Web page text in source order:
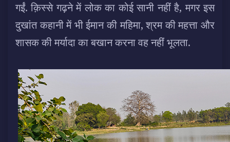
गईं. क़िस्से गढ़ने में लोक का कोई सानी नहीं है, मगर इस
दुखांत कहानी में भी ईमान की महिमा, श्रम की महत्ता और
शासक की मर्यादा का बखान करना वह नहीं भूलता.